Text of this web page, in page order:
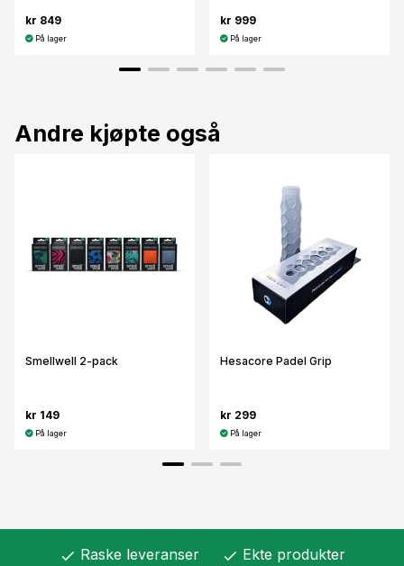
kr 849
På lager
kr 999
På lager
Andre kjøpte også
Smellwell 2-pack
kr 149
På lager
Hesacore Padel Grip
kr 299
På lager
check Raske leveranser check Ekte produkter